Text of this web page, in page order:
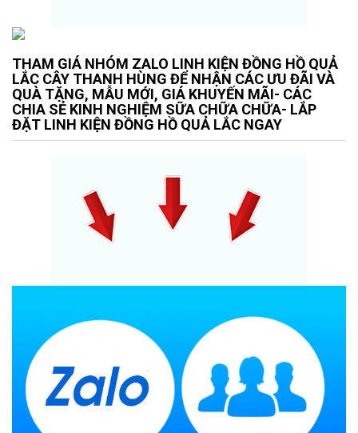
THAM GIÁ NHÓM ZALO LINH KIỆN ĐỒNG HỒ QUẢ
LẮC CÂY THANH HÙNG ĐỂ NHẬN CÁC ƯU ĐÃI VÀ
QUÀ TẶNG, MẪU MỚI, GIÁ KHUYẾN MÃI- CÁC
CHIA SẺ KINH NGHIỆM SỮA CHỮA CHỮA- LẮP
ĐẶT LINH KIỆN ĐỒNG HỒ QUẢ LẮC NGAY